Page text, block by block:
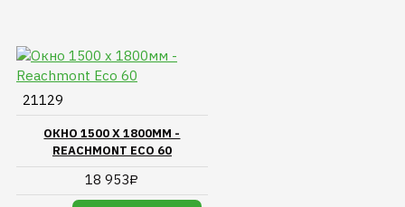
21129
ОКНО 1500 Х 1800ММ -
REACHMONT ECO 60
18 953₽